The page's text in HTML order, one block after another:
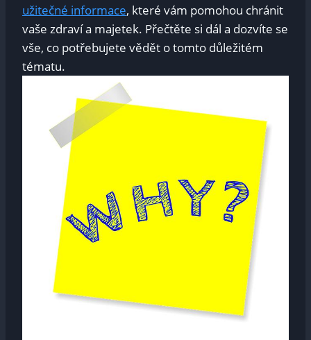
užitečné informace, které vám pomohou chránit
vaše zdraví a majetek. Přečtěte si dál a dozvíte se
vše, co potřebujete vědět o tomto důležitém
tématu.